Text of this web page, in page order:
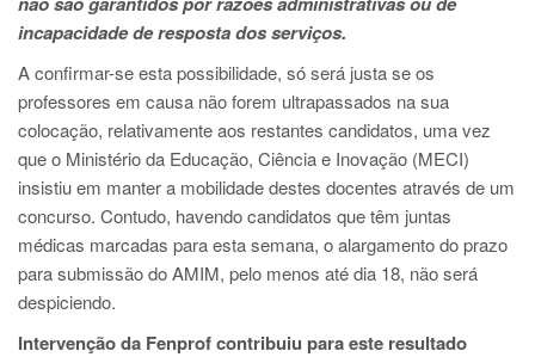
incapacidade de resposta dos serviços.
A confirmar-se esta possibilidade, só será justa se os
professores em causa não forem ultrapassados na sua
colocação, relativamente aos restantes candidatos, uma vez
que o Ministério da Educação, Ciência e Inovação (MECI)
insistiu em manter a mobilidade destes docentes através de um
concurso. Contudo, havendo candidatos que têm juntas
médicas marcadas para esta semana, o alargamento do prazo
para submissão do AMIM, pelo menos até dia 18, não será
despiciendo.
Intervenção da Fenprof contribuiu para este resultado